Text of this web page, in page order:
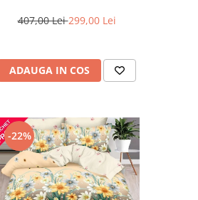
407,00 Lei299,00 Lei
ADAUGA IN COS
-22%